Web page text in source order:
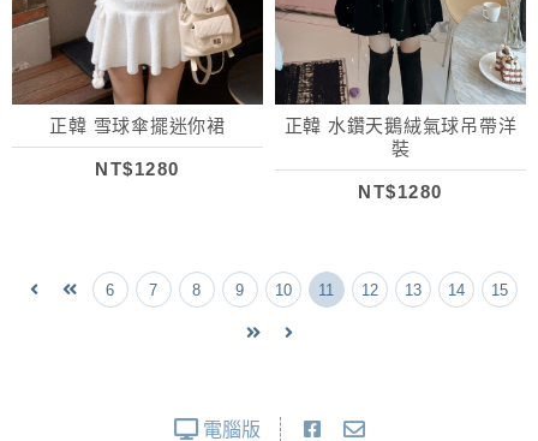
正韓 雪球傘擺迷你裙
NT$1280
正韓 水鑽天鵝絨氣球吊帶洋
裝
NT$1280
6 7 8 9 10 11 12 13 14 15
電腦版